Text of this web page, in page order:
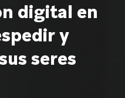
digital en
y
seres